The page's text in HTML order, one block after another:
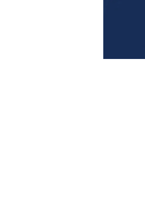
AREA PERSONALE